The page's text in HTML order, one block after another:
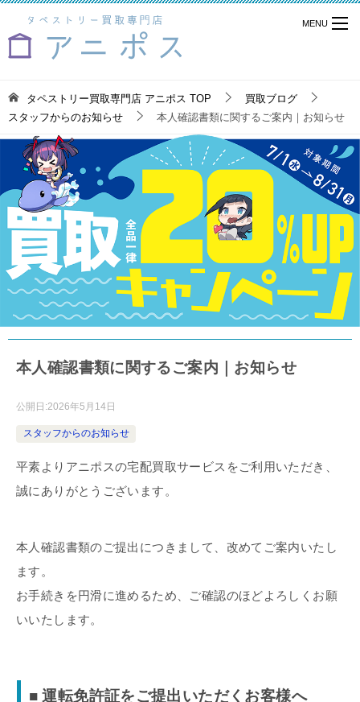
タペストリー買取専門店 アニポス TOP
買取ブログ
スタッフからのお知らせ
本人確認書類に関するご案内｜お知らせ
本人確認書類に関するご案内｜お知らせ
公開日:2026年5月14日
スタッフからのお知らせ
平素よりアニポスの宅配買取サービスをご利用いただき、
誠にありがとうございます。
本人確認書類のご提出につきまして、改めてご案内いたし
ます。
お手続きを円滑に進めるため、ご確認のほどよろしくお願
いいたします。
■ 運転免許証をご提出いただくお客様へ